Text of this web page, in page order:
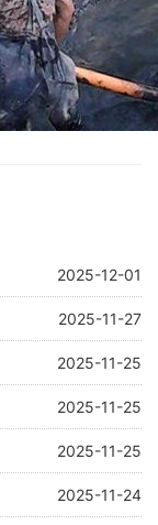
2025-12-01
2025-11-27
2025-11-25
2025-11-25
2025-11-25
2025-11-24